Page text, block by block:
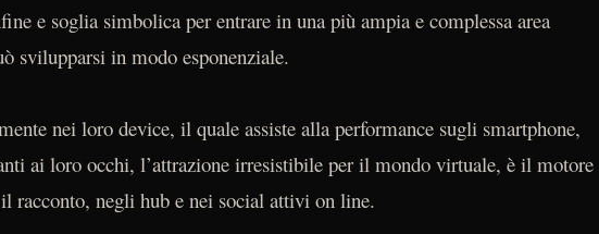
e soglia simbolica per entrare in una più ampia e complessa area
svilupparsi in modo esponenziale.
nei loro device, il quale assiste alla performance sugli smartphone,
ai loro occhi, l’attrazione irresistibile per il mondo virtuale, è il motore
racconto, negli hub e nei social attivi on line.